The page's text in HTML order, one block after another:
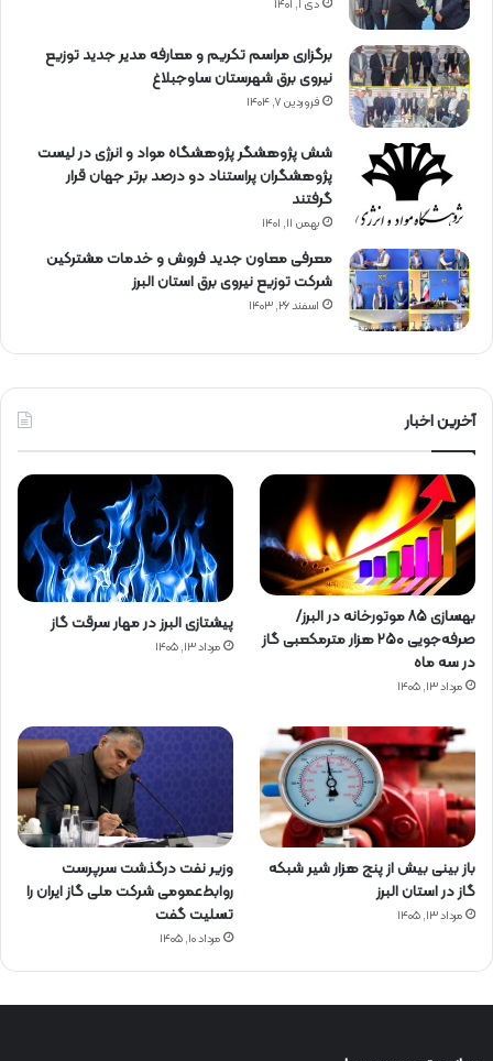
دی ۱, ۱۴۰۱
برگزاری مراسم تكریم و معارفه مدیر جدید توزیع
نیروی برق شهرستان ساوجبلاغ
فروردین ۷, ۱۴۰۴
شش پژوهشگر پژوهشگاه مواد و انرژی در لیست
پژوهشگران پراستناد دو درصد برتر جهان قرار
گرفتند
بهمن ۱۱, ۱۴۰۱
معرفی معاون جدید فروش و خدمات مشتركین
شركت توزیع نیروی برق استان البرز
اسفند ۲۶, ۱۴۰۳
آخرین اخبار
بهسازی ۸۵ موتورخانه در البرز/
صرفه‌جویی ۲۵۰ هزار مترمکعبی گاز
در سه ماه
مرداد ۱۳, ۱۴۰۵
پیشتازی البرز در مهار سرقت گاز
مرداد ۱۳, ۱۴۰۵
باز بینی بیش از پنج هزار شیر شبکه
گاز در استان البرز
مرداد ۱۳, ۱۴۰۵
وزیر نفت درگذشت سرپرست
روابط‌عمومی شرکت ملی گاز ایران را
تسلیت گفت
مرداد ۱۰, ۱۴۰۵